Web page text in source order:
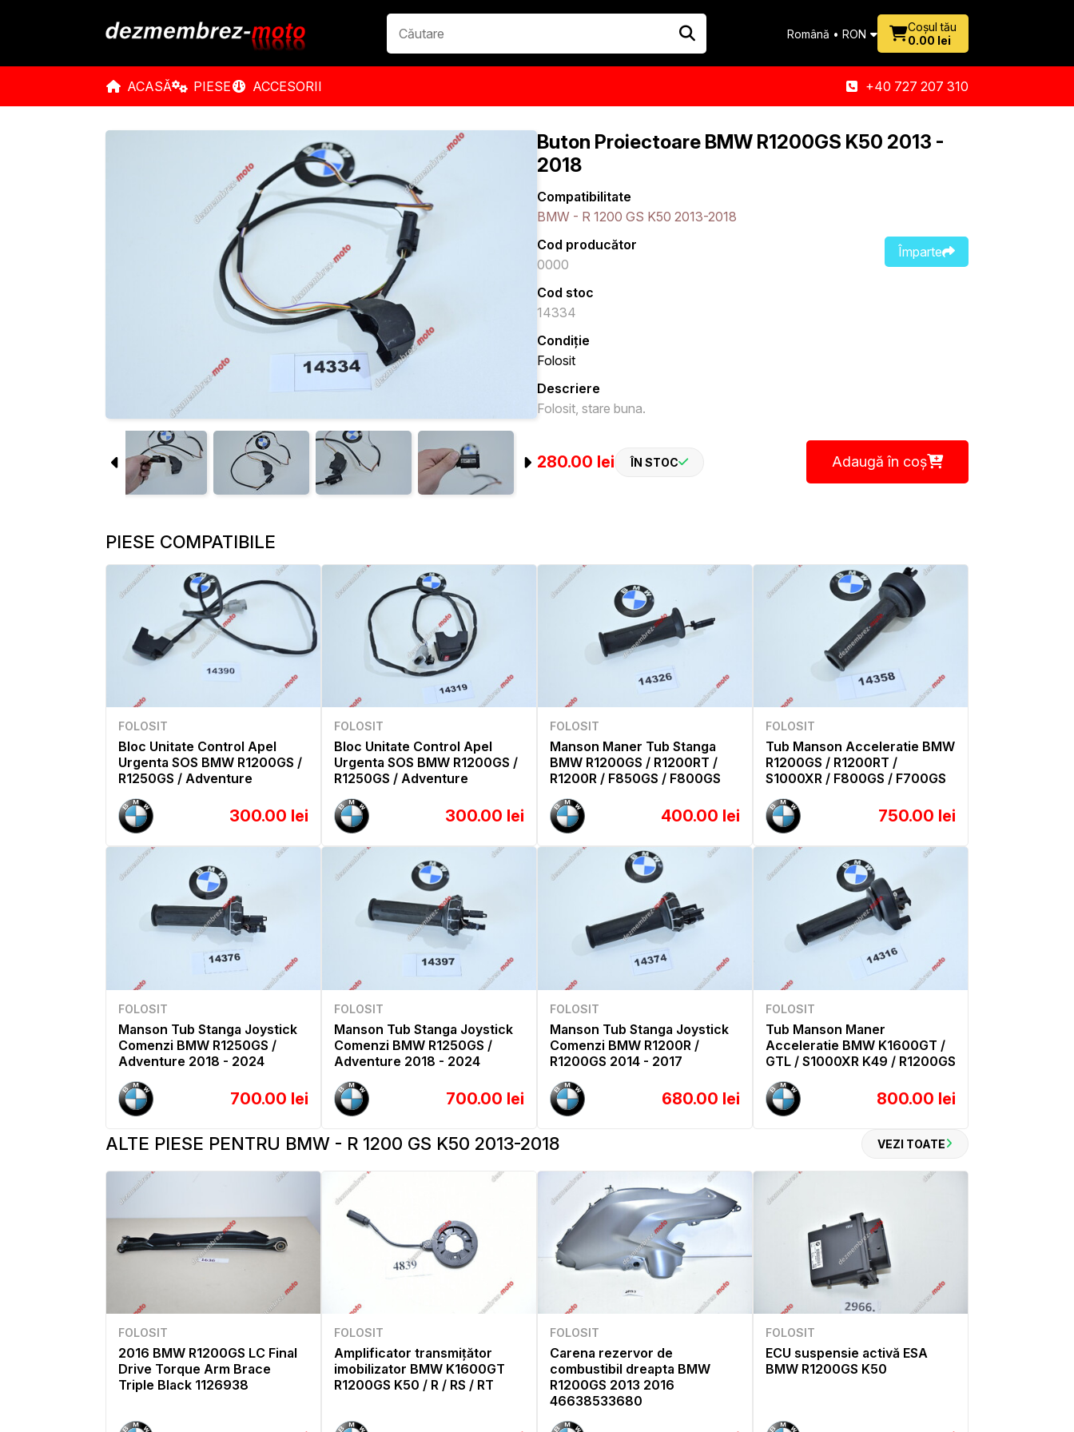
Română • RON
Coșul tău
0.00 lei
ACASĂ PIESE ACCESORII +40 727 207 310
Buton Proiectoare BMW R1200GS K50 2013 -
2018
Compatibilitate
BMW - R 1200 GS K50 2013-2018
Împarte
Cod producător
0000
Cod stoc
14334
Condiție
Folosit
Descriere
Folosit, stare buna.
280.00 lei ÎN STOC Adaugă în coș
PIESE COMPATIBILE
FOLOSIT
Bloc Unitate Control Apel
Urgenta SOS BMW R1200GS /
R1250GS / Adventure
300.00 lei
FOLOSIT
Bloc Unitate Control Apel
Urgenta SOS BMW R1200GS /
R1250GS / Adventure
300.00 lei
FOLOSIT
Manson Maner Tub Stanga
BMW R1200GS / R1200RT /
R1200R / F850GS / F800GS
400.00 lei
FOLOSIT
Tub Manson Acceleratie BMW
R1200GS / R1200RT /
S1000XR / F800GS / F700GS
750.00 lei
FOLOSIT
Manson Tub Stanga Joystick
Comenzi BMW R1250GS /
Adventure 2018 - 2024
700.00 lei
FOLOSIT
Manson Tub Stanga Joystick
Comenzi BMW R1250GS /
Adventure 2018 - 2024
700.00 lei
FOLOSIT
Manson Tub Stanga Joystick
Comenzi BMW R1200R /
R1200GS 2014 - 2017
680.00 lei
FOLOSIT
Tub Manson Maner
Acceleratie BMW K1600GT /
GTL / S1000XR K49 / R1200GS
800.00 lei
ALTE PIESE PENTRU BMW - R 1200 GS K50 2013-2018 VEZI TOATE
FOLOSIT
2016 BMW R1200GS LC Final
Drive Torque Arm Brace
Triple Black 1126938
FOLOSIT
Amplificator transmițător
imobilizator BMW K1600GT
R1200GS K50 / R / RS / RT
FOLOSIT
Carena rezervor de
combustibil dreapta BMW
R1200GS 2013 2016
46638533680
FOLOSIT
ECU suspensie activă ESA
BMW R1200GS K50